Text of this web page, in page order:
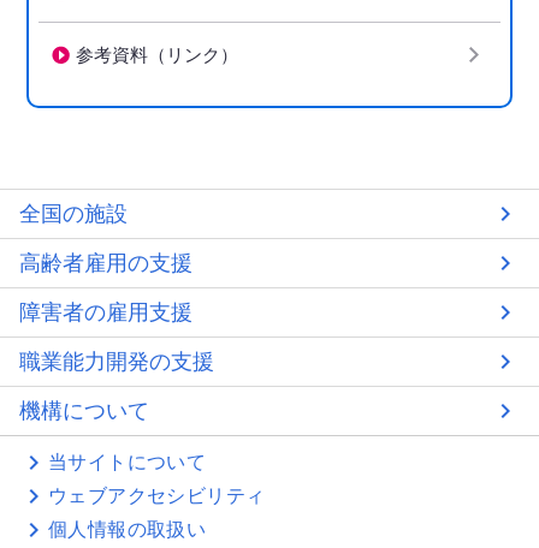
参考資料（リンク）
全国の施設
高齢者雇用の支援
障害者の雇用支援
職業能力開発の支援
機構について
当サイトについて
ウェブアクセシビリティ
個人情報の取扱い